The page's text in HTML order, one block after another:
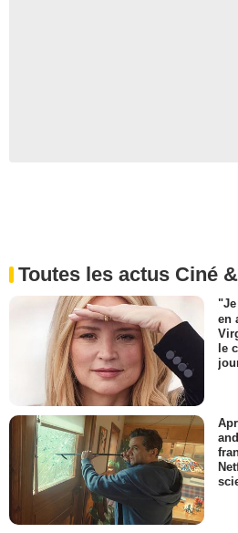
Toutes les actus Ciné
en
le